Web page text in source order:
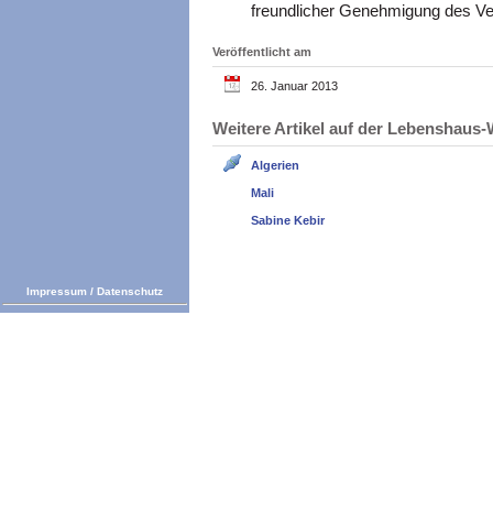
freundlicher Genehmigung des
Veröffentlicht am
26. Januar 2013
Weitere Artikel auf der
Algerien
Mali
Sabine Kebir
Impressum / Datenschutz